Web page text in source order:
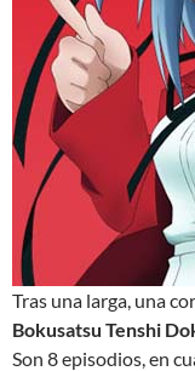
Tras una larga, una
Bokusatsu Tenshi
Son 8 episodios, en